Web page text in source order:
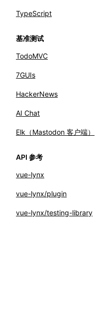
TypeScript
基准测试
TodoMVC
7GUIs
HackerNews
AI Chat
Elk（Mastodon 客户端）
API 参考
vue-lynx
Class: MainThreadRef
Function: createApp
vue-lynx/plugin
Function: pluginVueLynx
vue-lynx/testing-library